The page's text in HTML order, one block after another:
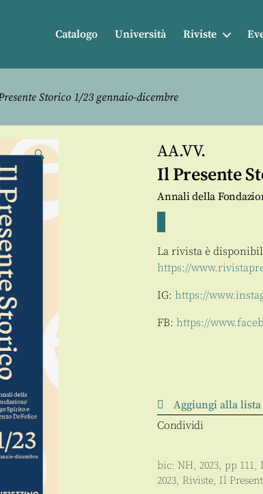
Catalogo Università Riviste
Storico 1/23 gennaio-dicembre
🔍 AA.VV.
Il Presente
Annali della
La rivista è
https://
IG: https://
FB: https://
Aggiungi alla
Condividi
bic: NH, 2023, pp 111,
2023, Riviste, Il